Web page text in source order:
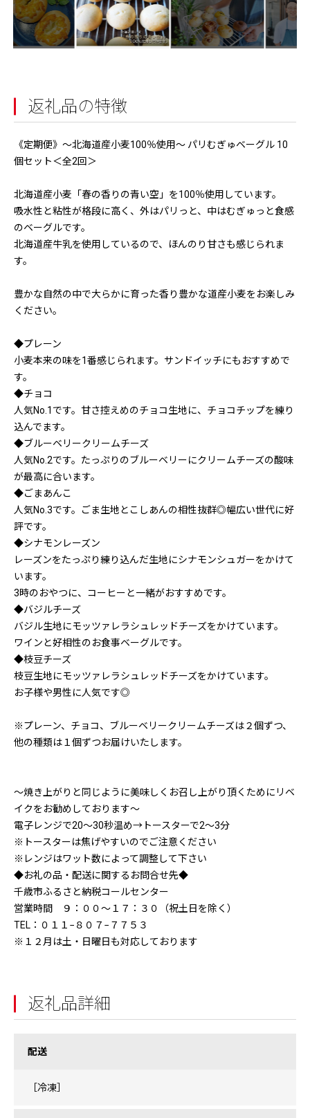
返礼品の特徴
《定期便》〜北海道産小麦100％使用〜 パリむぎゅベーグル 10
個セット＜全2回＞
北海道産小麦「春の香りの青い空」を100％使用しています。
吸水性と粘性が格段に高く、外はパリっと、中はむぎゅっと食感
のベーグルです。
北海道産牛乳を使用しているので、ほんのり甘さも感じられま
す。
豊かな自然の中で大らかに育った香り豊かな道産小麦をお楽しみ
ください。
◆プレーン
小麦本来の味を1番感じられます。サンドイッチにもおすすめで
す。
◆チョコ
人気No.1です。甘さ控えめのチョコ生地に、チョコチップを練り
込んでます。
◆ブルーベリークリームチーズ
人気No.2です。たっぷりのブルーベリーにクリームチーズの酸味
が最高に合います。
◆ごまあんこ
人気No.3です。ごま生地とこしあんの相性抜群◎幅広い世代に好
評です。
◆シナモンレーズン
レーズンをたっぷり練り込んだ生地にシナモンシュガーをかけて
います。
3時のおやつに、コーヒーと一緒がおすすめです。
◆バジルチーズ
バジル生地にモッツァレラシュレッドチーズをかけています。
ワインと好相性のお食事ベーグルです。
◆枝豆チーズ
枝豆生地にモッツァレラシュレッドチーズをかけています。
お子様や男性に人気です◎
※プレーン、チョコ、ブルーベリークリームチーズは２個ずつ、
他の種類は１個ずつお届けいたします。
〜焼き上がりと同じように美味しくお召し上がり頂くためにリベ
イクをお勧めしております〜
電子レンジで20〜30秒温め→トースターで2〜3分
※トースターは焦げやすいのでご注意ください
※レンジはワット数によって調整して下さい
◆お礼の品・配送に関するお問合せ先◆
千歳市ふるさと納税コールセンター
営業時間 ９：００〜１７：３０（祝土日を除く）
TEL：０１１−８０７−７７５３
※１２月は土・日曜日も対応しております
返礼品詳細
配送
［冷凍］